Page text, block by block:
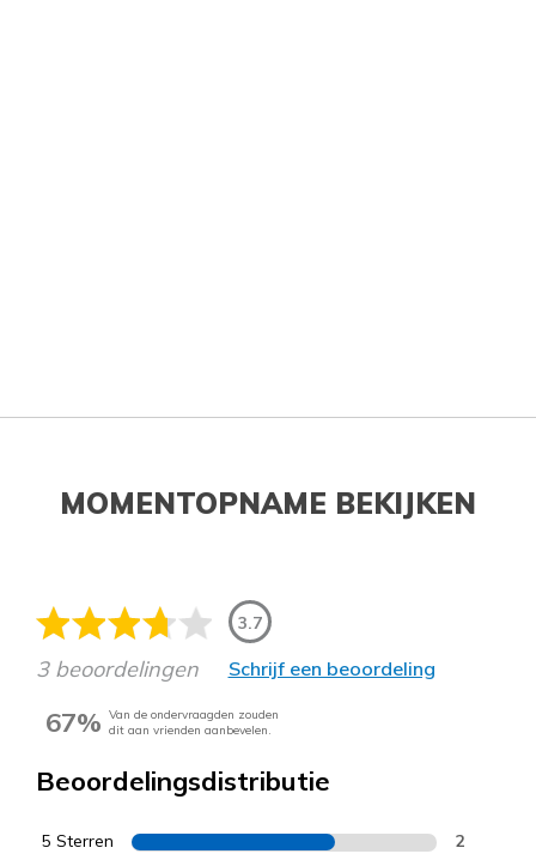
MOMENTOPNAME BEKIJKEN
3.7
3 beoordelingen Schrijf een beoordeling
67% Van de ondervraagden zouden
dit aan vrienden aanbevelen.
Beoordelingsdistributie
5 Sterren 2